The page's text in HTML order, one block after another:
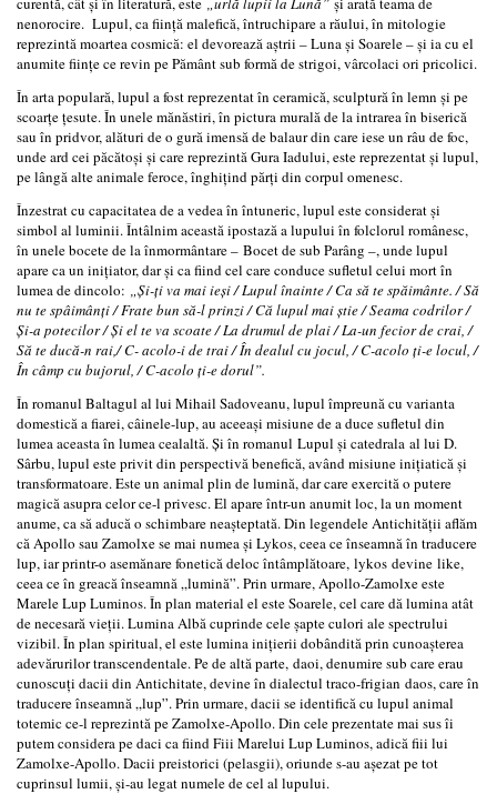
nenorocire. Lupul, ca ființă malefică, întruchipare a răului, în mitologie
reprezintă moartea cosmică: el devorează aștrii – Luna și Soarele – și ia cu el
anumite ființe ce revin pe Pământ sub formă de strigoi, vârcolaci ori pricolici.
În arta populară, lupul a fost reprezentat în ceramică, sculptură în lemn și pe
scoarțe țesute. În unele mănăstiri, în pictura murală de la intrarea în biserică
sau în pridvor, alături de o gură imensă de balaur din care iese un râu de foc,
unde ard cei păcătoși și care reprezintă Gura Iadului, este reprezentat și lupul,
pe lângă alte animale feroce, înghițind părți din corpul omenesc.
Înzestrat cu capacitatea de a vedea în întuneric, lupul este considerat și
simbol al luminii. Întâlnim această ipostază a lupului în folclorul românesc,
în unele bocete de la înmormântare – Bocet de sub Parâng –, unde lupul
apare ca un inițiator, dar și ca fiind cel care conduce sufletul celui mort în
lumea de dincolo: „Și-ți va mai ieși / Lupul înainte / Ca să te spăimânte. / Să
nu te spâimânți / Frate bun să-l prinzi / Că lupul mai știe / Seama codrilor /
Și-a potecilor / Și el te va scoate / La drumul de plai / La-un fecior de crai, /
Să te ducă-n rai,/ C- acolo-i de trai / În dealul cu jocul, / C-acolo ți-e locul, /
În câmp cu bujorul, / C-acolo ți-e dorul”.
În romanul Baltagul al lui Mihail Sadoveanu, lupul împreună cu varianta
domestică a fiarei, câinele-lup, au aceeași misiune de a duce sufletul din
lumea aceasta în lumea cealaltă. Și în romanul Lupul și catedrala al lui D.
Sârbu, lupul este privit din perspectivă benefică, având misiune inițiatică și
transformatoare. Este un animal plin de lumină, dar care exercită o putere
magică asupra celor ce-l privesc. El apare într-un anumit loc, la un moment
anume, ca să aducă o schimbare neașteptată. Din legendele Antichității aflăm
că Apollo sau Zamolxe se mai numea și Lykos, ceea ce înseamnă în traducere
lup, iar printr-o asemănare fonetică deloc întâmplătoare, lykos devine like,
ceea ce în greacă înseamnă „lumină”. Prin urmare, Apollo-Zamolxe este
Marele Lup Luminos. În plan material el este Soarele, cel care dă lumina atât
de necesară vieții. Lumina Albă cuprinde cele șapte culori ale spectrului
vizibil. În plan spiritual, el este lumina inițierii dobândită prin cunoașterea
adevărurilor transcendentale. Pe de altă parte, daoi, denumire sub care erau
cunoscuți dacii din Antichitate, devine în dialectul traco-frigian daos, care în
traducere înseamnă „lup”. Prin urmare, dacii se identifică cu lupul animal
totemic ce-l reprezintă pe Zamolxe-Apollo. Din cele prezentate mai sus îi
putem considera pe daci ca fiind Fiii Marelui Lup Luminos, adică fiii lui
Zamolxe-Apollo. Dacii preistorici (pelasgii), oriunde s-au așezat pe tot
cuprinsul lumii, și-au legat numele de cel al lupului.